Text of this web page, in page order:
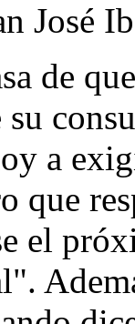
José
de
a
que
el